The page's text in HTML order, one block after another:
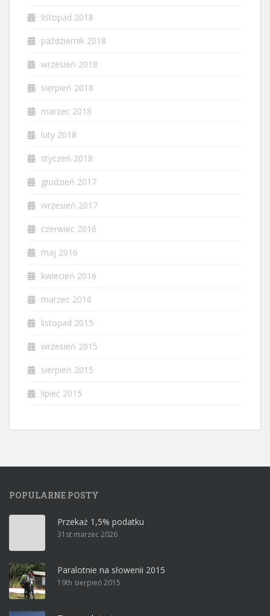
listopad 2018
październik 2018
wrzesień 2018
sierpień 2018
marzec 2018
luty 2018
styczeń 2018
grudzień 2017
wrzesień 2017
czerwiec 2016
maj 2016
kwiecień 2016
marzec 2016
listopad 2015
wrzesień 2015
sierpień 2015
lipiec 2015
POPULARNE POSTY
Przekaż 1,5% podatku
31st marzec 2026
Paralotnie na słowenii 2015
19th sierpień 2015